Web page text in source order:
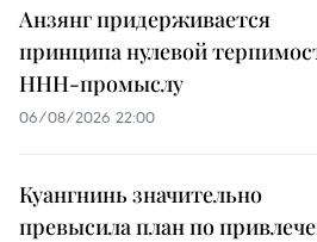
Анзянг придерживается
принципа нулевой
ННН-промыслу
06/08/2026 22:00
Куангнинь значительно
превысила план по